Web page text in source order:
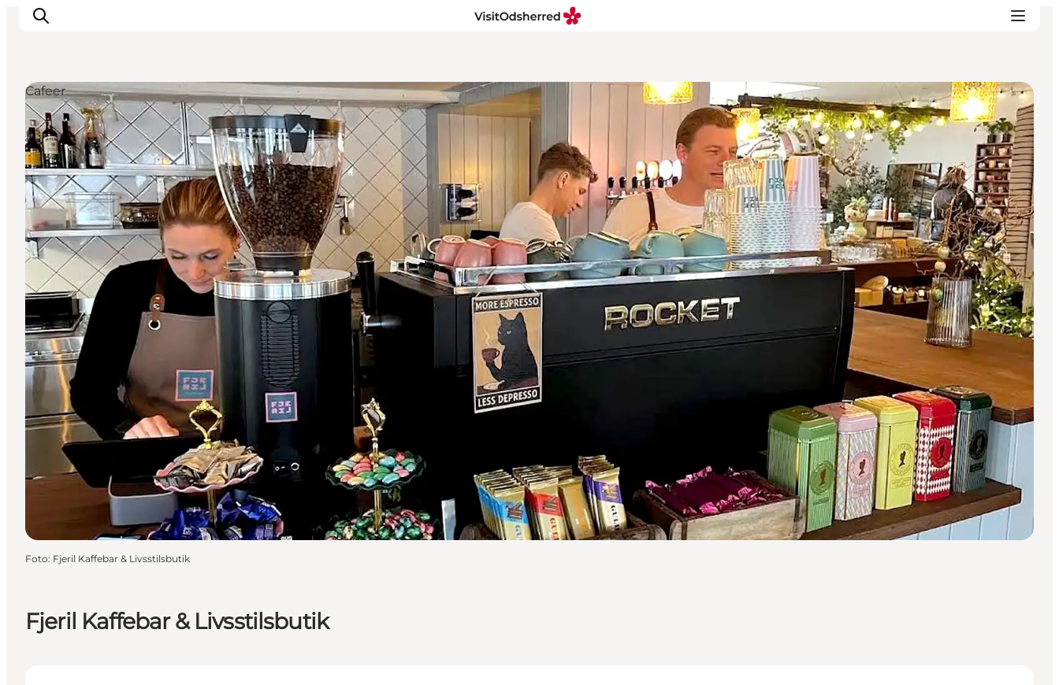
DET SKER
OPLEV
SPIS
OVERNAT
PRAKTISK
NYHEDSBREV
Fjeril Kaffebar & Livsstilsbutik
Cafeer
Foto: Fjeril Kaffebar & Livsstilsbutik